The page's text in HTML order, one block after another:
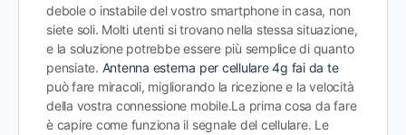
debole o instabile del vostro smartphone in casa, non
siete soli. Molti utenti si trovano nella stessa situazione,
e la soluzione potrebbe essere più semplice di quanto
pensiate. Antenna esterna per cellulare 4g fai da te
può fare miracoli, migliorando la ricezione e la velocità
della vostra connessione mobile.La prima cosa da fare
è capire come funziona il segnale del cellulare. Le